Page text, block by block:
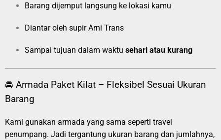
Barang dijemput langsung ke lokasi kamu
Diantar oleh supir Arni Trans
Sampai tujuan dalam waktu sehari atau kurang
🚘 Armada Paket Kilat – Fleksibel Sesuai Ukuran
Barang
Kami gunakan armada yang sama seperti travel
penumpang. Jadi tergantung ukuran barang dan jumlahnya,